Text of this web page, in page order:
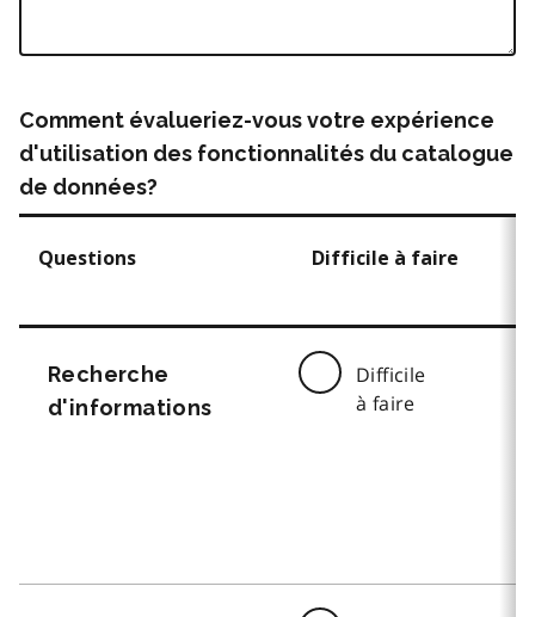
Comment évalueriez-vous votre expérience
d'utilisation des fonctionnalités du catalogue
de données?
Questions Difficile à faire
Recherche
d'informations
Difficile
à faire